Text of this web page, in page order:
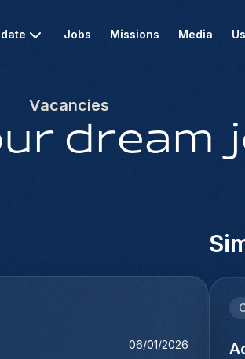
Jobs Missions Media
Vacancies
dream
06/01/2026